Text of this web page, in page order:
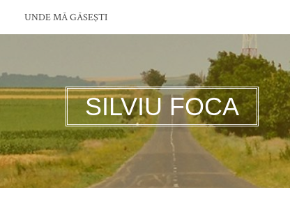
UNDE MĂ GĂSEŞTI
SILVIU FOCA